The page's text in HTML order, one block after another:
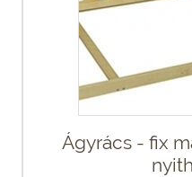
Ágyrács - fix